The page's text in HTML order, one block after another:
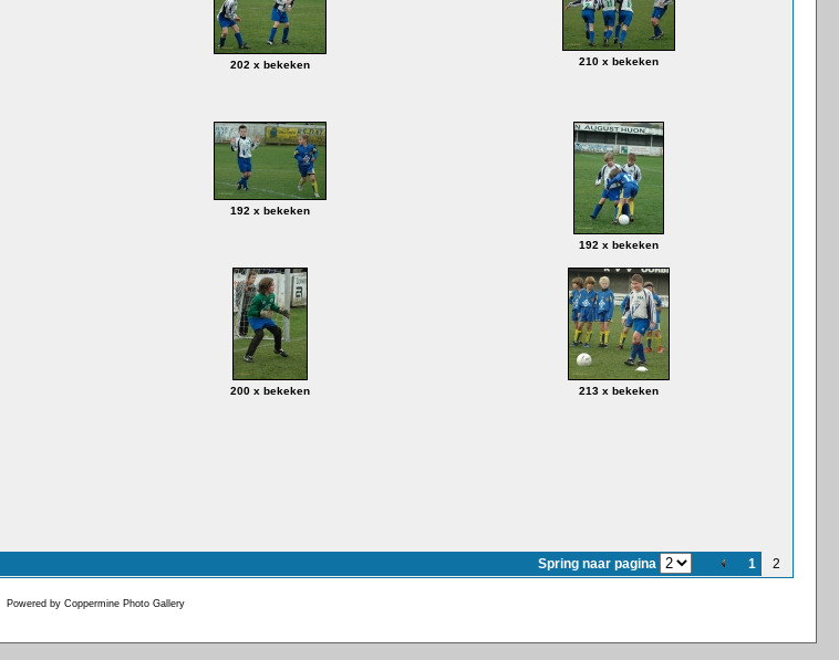
202 x bekeken 210 x bekeken
192 x bekeken
192 x bekeken
200 x bekeken 213 x bekeken
Spring naar pagina 1 2
Powered by Coppermine Photo Gallery